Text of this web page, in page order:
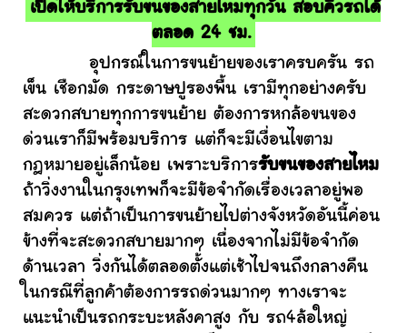
เปิดให้บริการรับขนของสายไหมทุกวัน สอบคิวรถได้
ตลอด 24 ชม.
อุปกรณ์ในการขนย้ายของเราครบครัน รถ
เข็น เชือกมัด กระดาษปูรองพื้น เรามีทุกอย่างครับ
สะดวกสบายทุกการขนย้าย ต้องการหกล้อขนของ
ด่วนเราก็มีพร้อมบริการ แต่ก็จะมีเงื่อนไขตาม
กฎหมายอยู่เล็กน้อย เพราะบริการรับขนของสายไหม
ถ้าวิ่งงานในกรุงเทพก็จะมีข้อจำกัดเรื่องเวลาอยู่พอ
สมควร แต่ถ้าเป็นการขนย้ายไปต่างจังหวัดอันนี้ค่อน
ข้างที่จะสะดวกสบายมากๆ เนื่องจากไม่มีข้อจำกัด
ด้านเวลา วิ่งกันได้ตลอดตั้งแต่เช้าไปจนถึงกลางคืน
ในกรณีที่ลูกค้าต้องการรถด่วนมากๆ ทางเราจะ
แนะนำเป็นรถกระบะหลังคาสูง กับ รถ4ล้อใหญ่